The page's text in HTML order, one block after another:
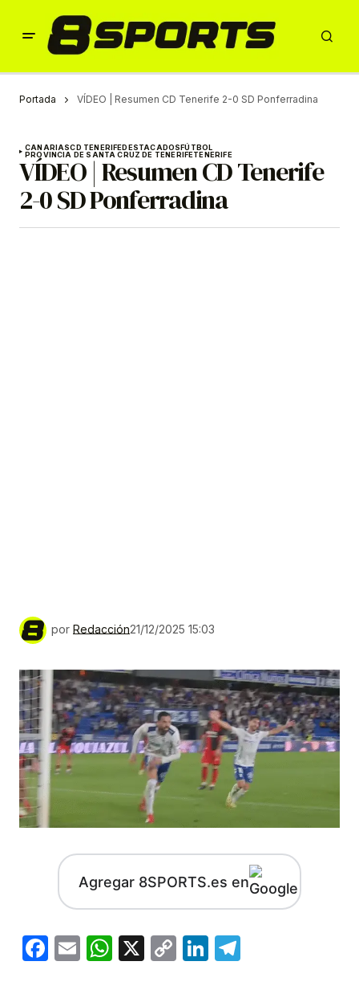
Portada VÍDEO | Resumen CD Tenerife 2-0 SD Ponferradina
CANARIASCD TENERIFEDESTACADOSFÚTBOL
PROVINCIA DE SANTA CRUZ DE TENERIFETENERIFE
VÍDEO | Resumen CD Tenerife
2-0 SD Ponferradina
por Redacción21/12/2025 15:03
Agregar 8SPORTS.es en
Facebook
EmailWhatsApp
X
CopyLinkedIn